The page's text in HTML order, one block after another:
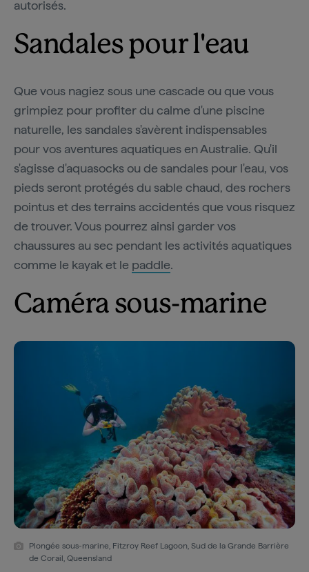
autorisés.
Sandales pour l'eau
Que vous nagiez sous une cascade ou que vous
grimpiez pour profiter du calme d'une piscine
naturelle, les sandales s'avèrent indispensables
pour vos aventures aquatiques en Australie. Qu'il
s'agisse d'aquasocks ou de sandales pour l'eau, vos
pieds seront protégés du sable chaud, des rochers
pointus et des terrains accidentés que vous risquez
de trouver. Vous pourrez ainsi garder vos
chaussures au sec pendant les activités aquatiques
comme le kayak et le paddle.
Caméra sous-marine
Plongée sous-marine, Fitzroy Reef Lagoon, Sud de la Grande Barrière
de Corail, Queensland